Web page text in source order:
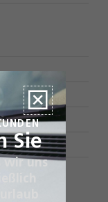
Sie
wir uns